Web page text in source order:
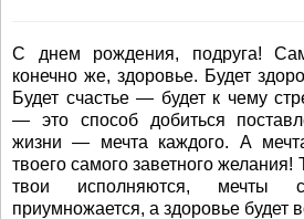
С днем рождения, подруга!
конечно же, здоровье. Будет
Будет счастье — будет к чему
— это способ добиться
жизни — мечта каждого. А
твоего самого заветного желания!
твои исполняются, мечты
приумножается, а здоровье будет